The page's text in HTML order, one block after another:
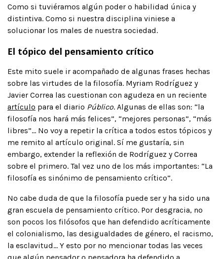
Como si tuviéramos algún poder o habilidad única y
distintiva. Como si nuestra disciplina viniese a
solucionar los males de nuestra sociedad.
El tópico del pensamiento crítico
Este mito suele ir acompañado de algunas frases hechas
sobre las virtudes de la filosofía. Myriam Rodríguez y
Javier Correa las cuestionan con agudeza en un reciente
artículo para el diario Público. Algunas de ellas son: “la
filosofía nos hará más felices”, “mejores personas”, “más
libres”… No voy a repetir la crítica a todos estos tópicos y
me remito al artículo original. Sí me gustaría, sin
embargo, extender la reflexión de Rodríguez y Correa
sobre el primero. Tal vez uno de los más importantes: “La
filosofía es sinónimo de pensamiento crítico”.
No cabe duda de que la filosofía puede ser y ha sido una
gran escuela de pensamiento crítico. Por desgracia, no
son pocos los filósofos que han defendido acríticamente
el colonialismo, las desigualdades de género, el racismo,
la esclavitud… Y esto por no mencionar todas las veces
que algún pensador o pensadora ha defendido a